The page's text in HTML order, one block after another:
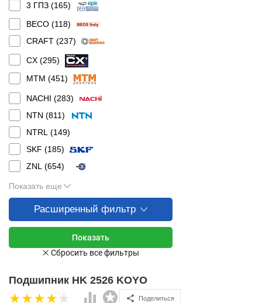
3 ГПЗ (165)
BECO (118)
CRAFT (237)
CX (295)
MTM (451)
NACHI (283)
NTN (811)
NTRL (149)
SKF (185)
ZNL (654)
Показать еще
Расширенный фильтр
Подшипник HK 2526 KOYO
Поделиться